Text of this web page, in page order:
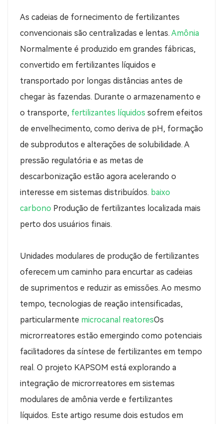
As cadeias de fornecimento de fertilizantes
convencionais são centralizadas e lentas. Amônia
Normalmente é produzido em grandes fábricas,
convertido em fertilizantes líquidos e
transportado por longas distâncias antes de
chegar às fazendas. Durante o armazenamento e
o transporte, fertilizantes líquidos sofrem efeitos
de envelhecimento, como deriva de pH, formação
de subprodutos e alterações de solubilidade. A
pressão regulatória e as metas de
descarbonização estão agora acelerando o
interesse em sistemas distribuídos. baixo
carbono Produção de fertilizantes localizada mais
perto dos usuários finais.
Unidades modulares de produção de fertilizantes
oferecem um caminho para encurtar as cadeias
de suprimentos e reduzir as emissões. Ao mesmo
tempo, tecnologias de reação intensificadas,
particularmente microcanal reatoresOs
microrreatores estão emergindo como potenciais
facilitadores da síntese de fertilizantes em tempo
real. O projeto KAPSOM está explorando a
integração de microrreatores em sistemas
modulares de amônia verde e fertilizantes
líquidos. Este artigo resume dois estudos em